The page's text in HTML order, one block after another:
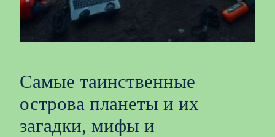
Самые таинственные
острова планеты и их
загадки, мифы и